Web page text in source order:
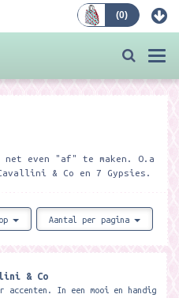
(0)
net even "af" te maken. O.a
& Co en 7 Gypsies.
Aantal per pagina
& Co
In een mooi en handig